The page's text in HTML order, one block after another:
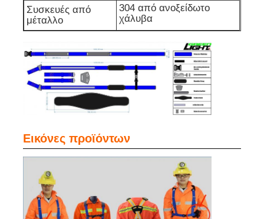
οδηγημένο προειδοποιώντας φως
Φορητή παροχή ηλεκτρικού ρεύματος ενεργειακής
LED High Bay Light
Συσκευές από
μέταλλο
304 από ανοξείδωτο
χάλυβα
Εικόνες προϊόντων